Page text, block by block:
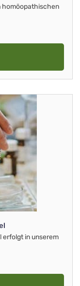
homöopathischen
erfolgt in unserem